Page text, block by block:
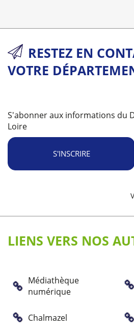
RESTEZ EN
VOTRE
S'abonner aux informations du
Loire
S'INSCRIRE
LIENS VERS NOS
Médiathèque
numérique
Chalmazel